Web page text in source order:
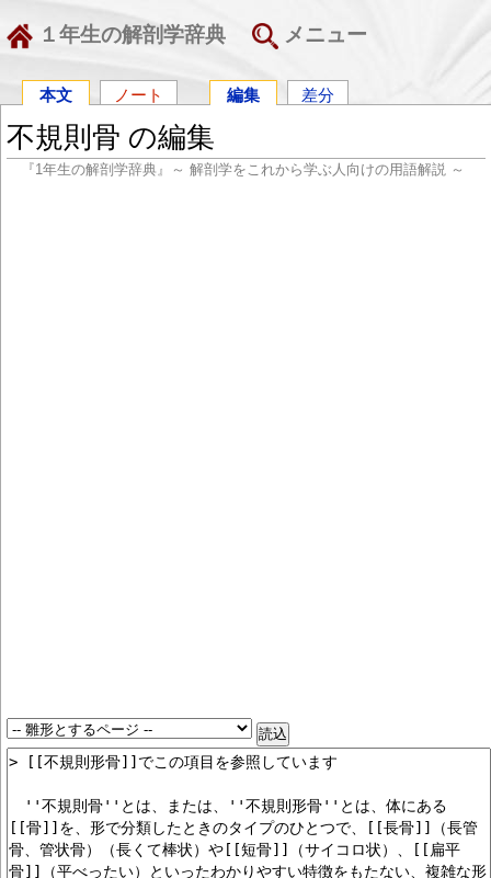
１年生の解剖学辞典 メニュー
本文 ノート 編集 差分
不規則骨 の編集
『1年生の解剖学辞典』～ 解剖学をこれから学ぶ人向けの用語解説 ～